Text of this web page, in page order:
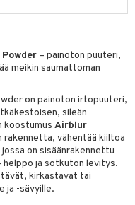
– painoton puuteri,
meikin saumattoman
on painoton irtopuuteri,
sileän
koostumus Airblur
vähentää kiiltoa
on sisäänrakennettu
helppo ja sotkuton levitys.
kirkastavat tai
ja -sävyille.